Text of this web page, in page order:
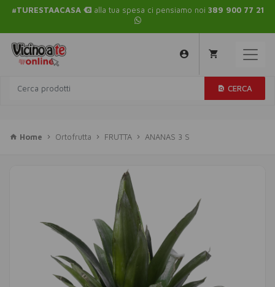
#TURESTAACASA alla tua spesa ci pensiamo noi 389 900 77 21
CERCA
Home Ortofrutta FRUTTA ANANAS 3 S